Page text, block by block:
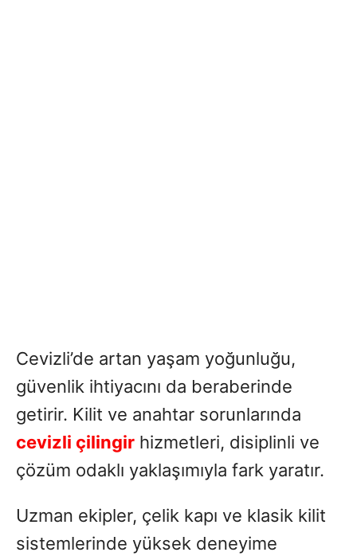
Cevizli’de artan yaşam yoğunluğu,
güvenlik ihtiyacını da beraberinde
getirir. Kilit ve anahtar sorunlarında
cevizli çilingir hizmetleri, disiplinli ve
çözüm odaklı yaklaşımıyla fark yaratır.
Uzman ekipler, çelik kapı ve klasik kilit
sistemlerinde yüksek deneyime